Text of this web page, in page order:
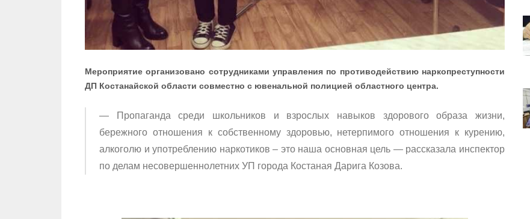
Мероприятие организовано сотрудниками управления по противодействию наркопреступности
ДП Костанайской области совместно с ювенальной полицией областного центра.
— Пропаганда среди школьников и взрослых навыков здорового образа жизни,
бережного отношения к собственному здоровью, нетерпимого отношения к курению,
алкоголю и употреблению наркотиков – это наша основная цель — рассказала инспектор
по делам несовершеннолетних УП города Костаная Дарига Козова.